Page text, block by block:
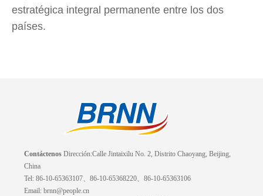
estratégica integral permanente entre los dos
países.
Contáctenos Dirección:Calle Jintaixilu No. 2, Distrito Chaoyang, Beijing,
China
Tel: 86-10-65363107、86-10-65368220、86-10-65363106
Email: brnn@people.cn